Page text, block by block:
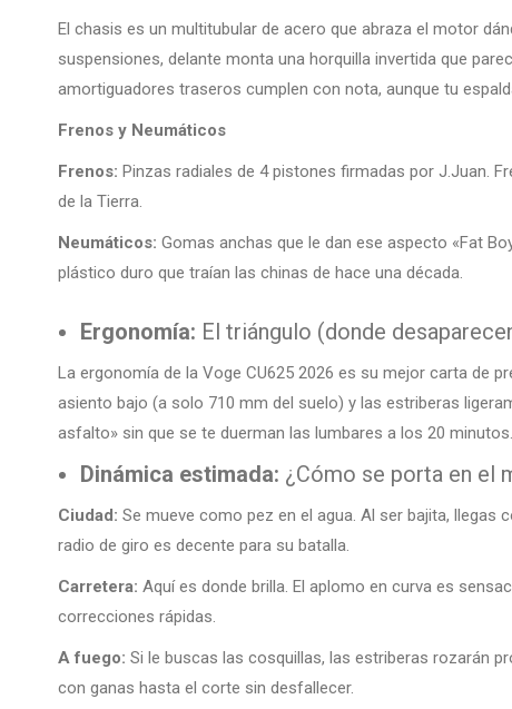
El chasis es un multitubular de acero que abraza el motor
suspensiones, delante monta una horquilla invertida que
amortiguadores traseros cumplen con nota, aunque tu
Frenos y Neumáticos
Frenos: Pinzas radiales de 4 pistones firmadas por J.Juan.
de la Tierra.
Neumáticos: Gomas anchas que le dan ese aspecto «Fat
plástico duro que traían las chinas de hace una década.
Ergonomía: El triángulo (donde
La ergonomía de la Voge CU625 2026 es su mejor carta de
asiento bajo (a solo 710 mm del suelo) y las estriberas
asfalto» sin que se te duerman las lumbares a los 20 minutos.
Dinámica estimada: ¿Cómo se porta en el
Ciudad: Se mueve como pez en el agua. Al ser bajita, llegas
radio de giro es decente para su batalla.
Carretera: Aquí es donde brilla. El aplomo en curva es
correcciones rápidas.
A fuego: Si le buscas las cosquillas, las estriberas rozarán
con ganas hasta el corte sin desfallecer.